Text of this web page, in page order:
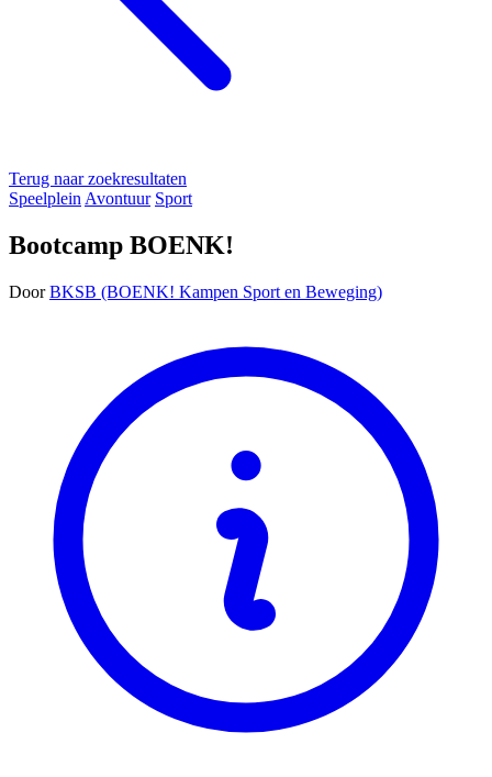
Terug naar zoekresultaten
Speelplein Avontuur Sport
Bootcamp BOENK!
Door BKSB (BOENK! Kampen Sport en Beweging)